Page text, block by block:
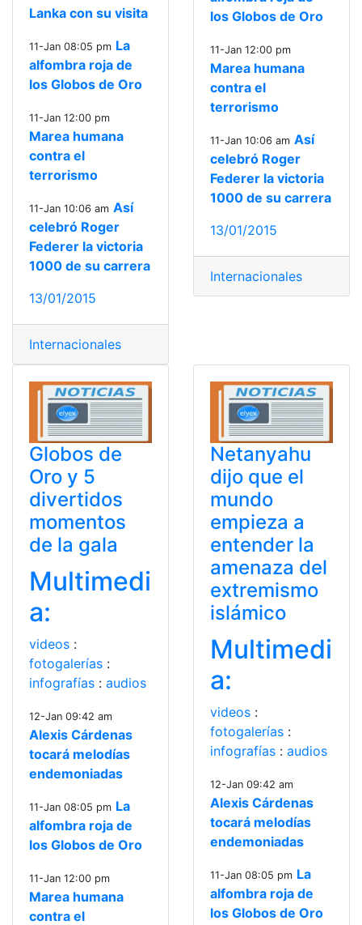
Lanka con su visita
11-Jan 08:05 pm La
alfombra roja de
los Globos de Oro
11-Jan 12:00 pm
Marea humana
contra el
terrorismo
11-Jan 10:06 am Así
celebró Roger
Federer la victoria
1000 de su carrera
13/01/2015
Internacionales
los Globos de Oro
11-Jan 12:00 pm
Marea humana
contra el
terrorismo
11-Jan 10:06 am Así
celebró Roger
Federer la victoria
1000 de su carrera
13/01/2015
Internacionales
Globos de
Oro y 5
divertidos
momentos
de la gala
Multimedi
a:
videos :
fotogalerías :
infografías : audios
12-Jan 09:42 am
Alexis Cárdenas
tocará melodías
endemoniadas
11-Jan 08:05 pm La
alfombra roja de
los Globos de Oro
11-Jan 12:00 pm
Marea humana
contra el
Netanyahu
dijo que el
mundo
empieza a
entender la
amenaza del
extremismo
islámico
Multimedi
a:
videos :
fotogalerías :
infografías : audios
12-Jan 09:42 am
Alexis Cárdenas
tocará melodías
endemoniadas
11-Jan 08:05 pm La
alfombra roja de
los Globos de Oro